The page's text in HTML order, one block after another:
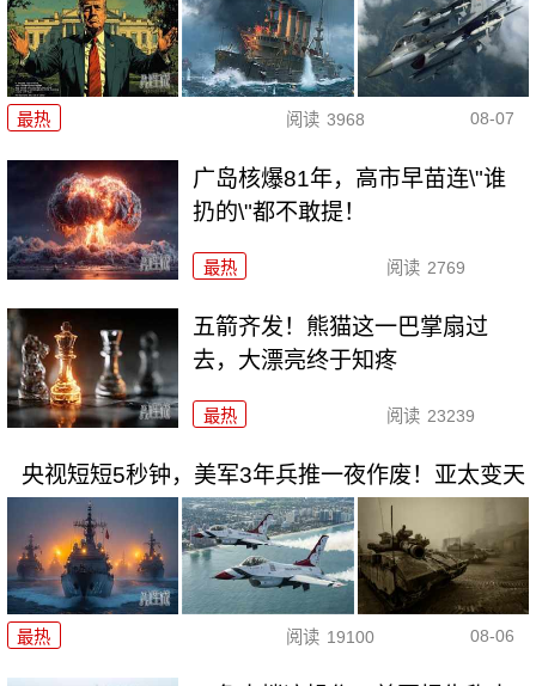
最热 阅读 3968 08-07
广岛核爆81年，高市早苗连\"谁
扔的\"都不敢提！
最热 阅读 2769
五箭齐发！熊猫这一巴掌扇过
去，大漂亮终于知疼
最热 阅读 23239
央视短短5秒钟，美军3年兵推一夜作废！亚太变天
最热 阅读 19100 08-06